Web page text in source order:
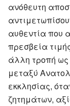
ανόθευτη
αυθεντία που
πρεσβεία
άλλη τροπή
μεταξύ
εκκλησίας,
ζητημάτων,